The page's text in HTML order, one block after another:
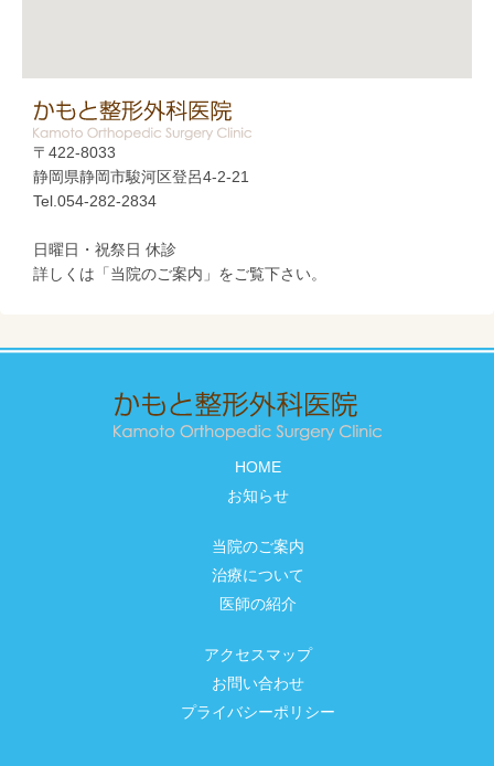
〒422-8033
静岡県静岡市駿河区登呂4-2-21
Tel.054-282-2834
日曜日・祝祭日 休診
詳しくは「当院のご案内」をご覧下さい。
HOME
お知らせ
当院のご案内
治療について
医師の紹介
アクセスマップ
お問い合わせ
プライバシーポリシー